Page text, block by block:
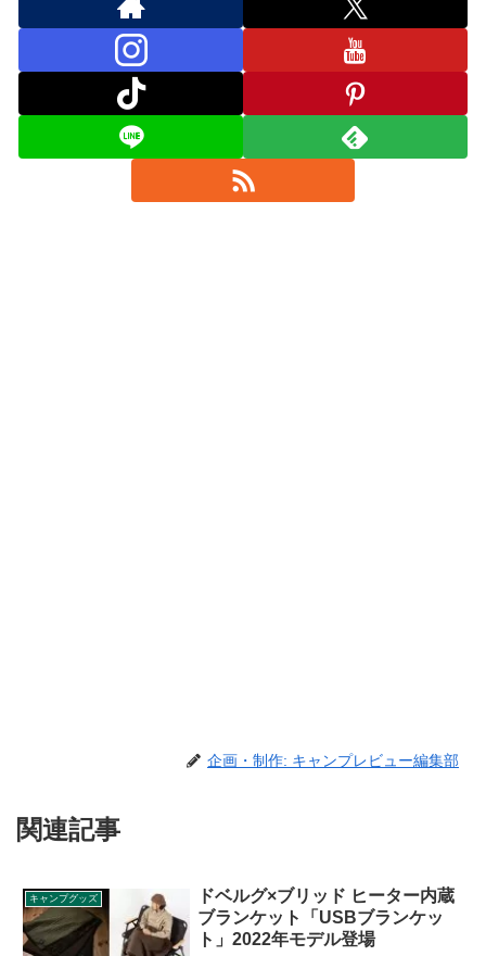
企画・制作: キャンプレビュー編集部
関連記事
キャンプグッズ
ドベルグ×ブリッド ヒーター内蔵
ブランケット「USBブランケッ
ト」2022年モデル登場